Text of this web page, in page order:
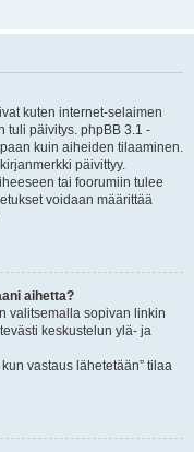
kuten internet-selaimen
tuli päivitys. phpBB 3.1 -
kuin aiheiden tilaaminen.
päivittyy.
tai foorumiin tulee
voidaan määrittää
aihetta?
valitsemalla sopivan linkin
keskustelun ylä- ja
vastaus lähetetään” tilaa